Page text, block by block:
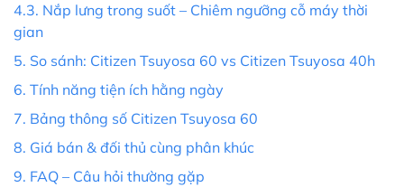
4.3. Nắp lưng trong suốt – Chiêm ngưỡng cỗ máy thời
gian
5. So sánh: Citizen Tsuyosa 60 vs Citizen Tsuyosa 40h
6. Tính năng tiện ích hằng ngày
7. Bảng thông số Citizen Tsuyosa 60
8. Giá bán & đối thủ cùng phân khúc
9. FAQ – Câu hỏi thường gặp